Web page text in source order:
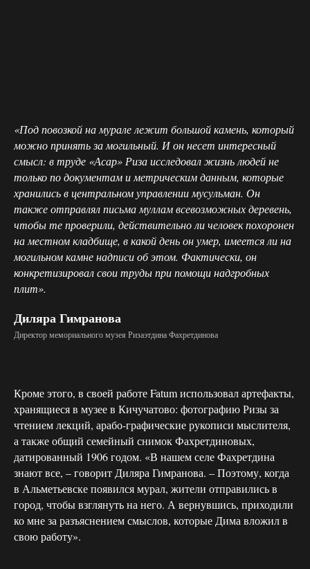
«Под повозкой на мурале лежит большой камень, который
можно принять за могильный. И он несет интересный
смысл: в труде «Асар» Риза исследовал жизнь людей не
только по документам и метрическим данным, которые
хранились в центральном управлении мусульман. Он
также отправлял письма муллам всевозможных деревень,
чтобы те проверили, действительно ли человек похоронен
на местном кладбище, в какой день он умер, имеется ли на
могильном камне надписи об этом. Фактически, он
конкретизировал свои труды при помощи надгробных
плит».
Диляра Гимранова
Директор мемориального музея Ризаэтдина Фахретдинова
Кроме этого, в своей работе Fatum использовал артефакты,
хранящиеся в музее в Кичучатово: фотографию Ризы за
чтением лекций, арабо-графические рукописи мыслителя,
а также общий семейный снимок Фахретдиновых,
датированный 1906 годом. «В нашем селе Фахретдина
знают все, – говорит Диляра Гимранова. – Поэтому, когда
в Альметьевске появился мурал, жители отправились в
город, чтобы взглянуть на него. А вернувшись, приходили
ко мне за разъяснением смыслов, которые Дима вложил в
свою работу».